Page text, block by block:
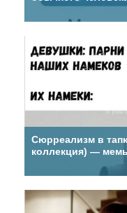
Сюрреализм в
коллекция) —